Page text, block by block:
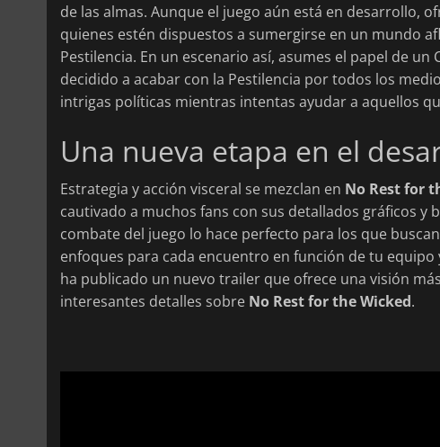
de las almas. Aunque el juego aún está en desarrollo,
quienes estén dispuestos a sumergirse en un mundo
Pestilencia. En un escenario así, asumes el papel de
decidido a acabar con la Pestilencia por todos los
intrigas políticas mientras intentas ayudar a aquellos
Una nueva etapa en el
Estrategia y acción visceral se mezclan en No Rest for
cautivado a muchos fans con sus detallados gráficos y
combate del juego lo hace perfecto para los que
enfoques para cada encuentro en función de tu
ha publicado un nuevo trailer que ofrece una visión
interesantes detalles sobre No Rest for the Wicked.